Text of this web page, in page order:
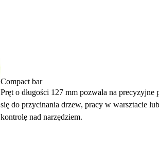
Compact bar
Pręt o długości 127 mm pozwala na
się do przycinania drzew, pracy w warsztacie
kontrolę nad narzędziem.